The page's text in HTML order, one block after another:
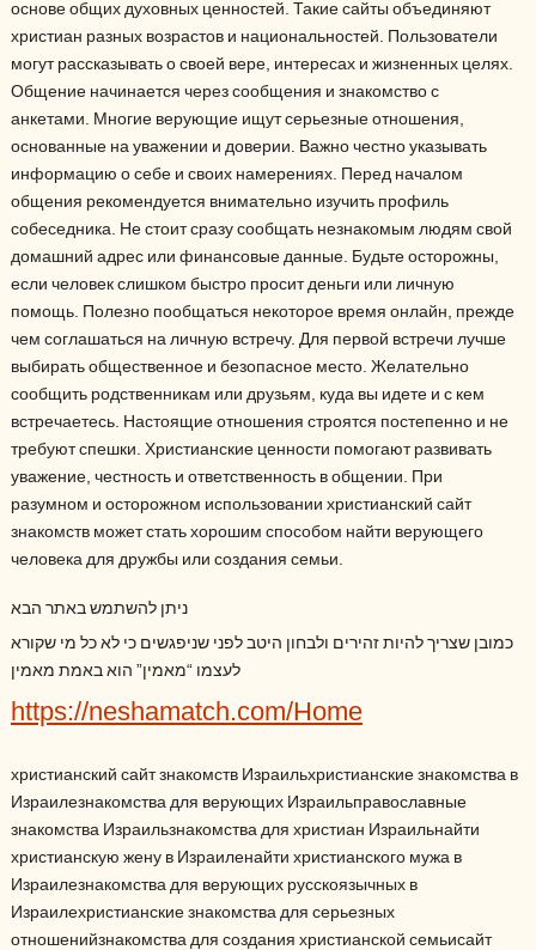
основе общих духовных ценностей. Такие сайты объединяют
христиан разных возрастов и национальностей. Пользователи
могут рассказывать о своей вере, интересах и жизненных целях.
Общение начинается через сообщения и знакомство с
анкетами. Многие верующие ищут серьезные отношения,
основанные на уважении и доверии. Важно честно указывать
информацию о себе и своих намерениях. Перед началом
общения рекомендуется внимательно изучить профиль
собеседника. Не стоит сразу сообщать незнакомым людям свой
домашний адрес или финансовые данные. Будьте осторожны,
если человек слишком быстро просит деньги или личную
помощь. Полезно пообщаться некоторое время онлайн, прежде
чем соглашаться на личную встречу. Для первой встречи лучше
выбирать общественное и безопасное место. Желательно
сообщить родственникам или друзьям, куда вы идете и с кем
встречаетесь. Настоящие отношения строятся постепенно и не
требуют спешки. Христианские ценности помогают развивать
уважение, честность и ответственность в общении. При
разумном и осторожном использовании христианский сайт
знакомств может стать хорошим способом найти верующего
человека для дружбы или создания семьи.
ניתן להשתמש באתר הבא
כמובן שצריך להיות זהירים ולבחון היטב לפני שניפגשים כי לא כל מי שקורא
לעצמו “מאמין” הוא באמת מאמין
https://neshamatch.com/Home
христианский сайт знакомств Израильхристианские знакомства в
Израилезнакомства для верующих Израильправославные
знакомства Израильзнакомства для христиан Израильнайти
христианскую жену в Израиленайти христианского мужа в
Израилезнакомства для верующих русскоязычных в
Израилехристианские знакомства для серьезных
отношенийзнакомства для создания христианской семьисайт